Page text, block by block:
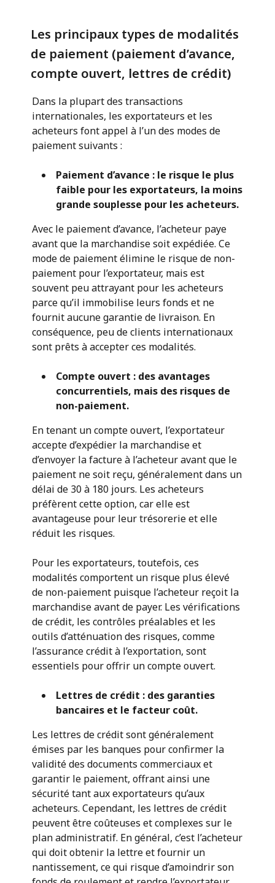
Les principaux types de modalités
de paiement (paiement d’avance,
compte ouvert, lettres de crédit)
Dans la plupart des transactions
internationales, les exportateurs et les
acheteurs font appel à l’un des modes de
paiement suivants :
Paiement d’avance : le risque le plus
faible pour les exportateurs, la moins
grande souplesse pour les acheteurs.
Avec le paiement d’avance, l’acheteur paye
avant que la marchandise soit expédiée. Ce
mode de paiement élimine le risque de non-
paiement pour l’exportateur, mais est
souvent peu attrayant pour les acheteurs
parce qu’il immobilise leurs fonds et ne
fournit aucune garantie de livraison. En
conséquence, peu de clients internationaux
sont prêts à accepter ces modalités.
Compte ouvert : des avantages
concurrentiels, mais des risques de
non-paiement.
En tenant un compte ouvert, l’exportateur
accepte d’expédier la marchandise et
d’envoyer la facture à l’acheteur avant que le
paiement ne soit reçu, généralement dans un
délai de 30 à 180 jours. Les acheteurs
préfèrent cette option, car elle est
avantageuse pour leur trésorerie et elle
réduit les risques.
Pour les exportateurs, toutefois, ces
modalités comportent un risque plus élevé
de non-paiement puisque l’acheteur reçoit la
marchandise avant de payer. Les vérifications
de crédit, les contrôles préalables et les
outils d’atténuation des risques, comme
l’assurance crédit à l’exportation, sont
essentiels pour offrir un compte ouvert.
Lettres de crédit : des garanties
bancaires et le facteur coût.
Les lettres de crédit sont généralement
émises par les banques pour confirmer la
validité des documents commerciaux et
garantir le paiement, offrant ainsi une
sécurité tant aux exportateurs qu’aux
acheteurs. Cependant, les lettres de crédit
peuvent être coûteuses et complexes sur le
plan administratif. En général, c’est l’acheteur
qui doit obtenir la lettre et fournir un
nantissement, ce qui risque d’amoindrir son